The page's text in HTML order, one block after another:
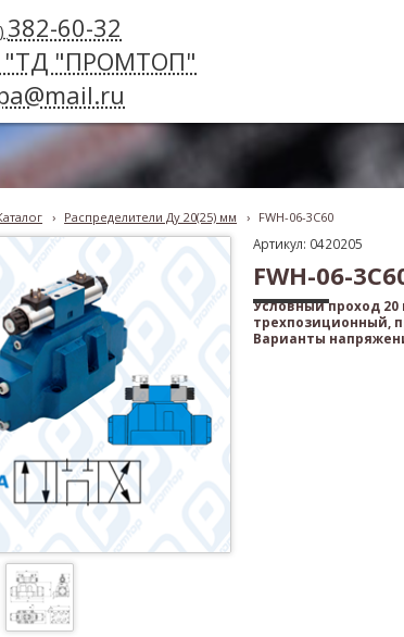
382-60-32
"ПРОМТОП"
› Распределители Ду 20(25) мм › FWH-06-3C60
Артикул: 0420205
FWH-06-
Условный проход
трехпозиционный,
Варианты